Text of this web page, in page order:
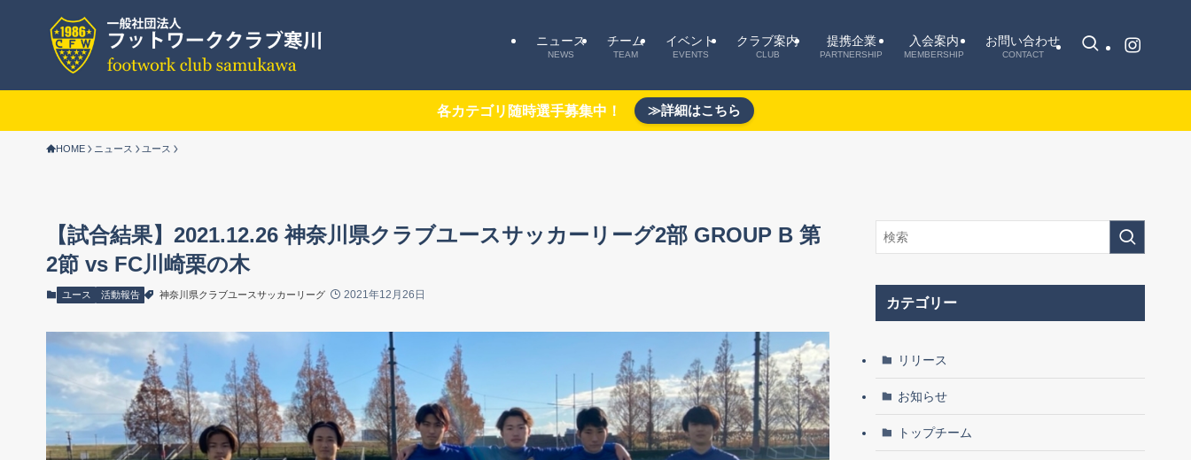
ニュース
NEWS
チーム
TEAM
イベント
EVENTS
クラブ案内
CLUB
提携企業
PARTNERSHIP
入会案内
MEMBERSHIP
お問い合わせ
CONTACT
各カテゴリ随時選手募集中！ ≫詳細はこちら
HOME ニュース ユース
【試合結果】2021.12.26 神奈川県クラブユースサッカーリーグ2部 GROUP B 第
2節 vs FC川崎栗の木
ユース 活動報告 神奈川県クラブユースサッカーリーグ 2021年12月26日
カテゴリー
リリース
お知らせ
トップチーム